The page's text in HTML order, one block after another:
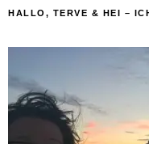
HALLO, TERVE & HEI –